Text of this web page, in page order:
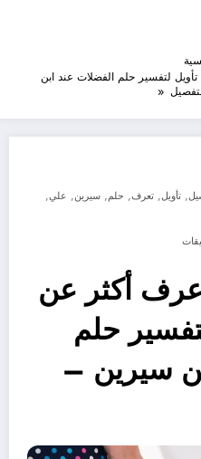
تعرف علي – اعرف أكثر عن أهم 20 تأويل لتفسير حلم الفضلات عند ابن
, تأويل, تعرف, حلم, سيرين, علي,
أكثر عن
لتفسير حلم
سيرين –